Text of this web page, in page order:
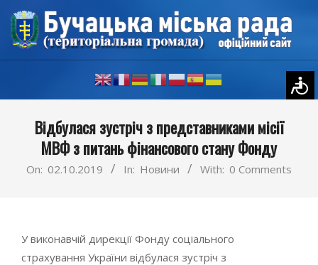
Skip
content
NavigationВідбулася зустріч з представниками місії
МВФ з питань фінансового стану Фонду
On: 02.10.2019 In: Новини With: 0 Comments
У виконавчій дирекції Фонду соціального
страхування України відбулася зустріч з